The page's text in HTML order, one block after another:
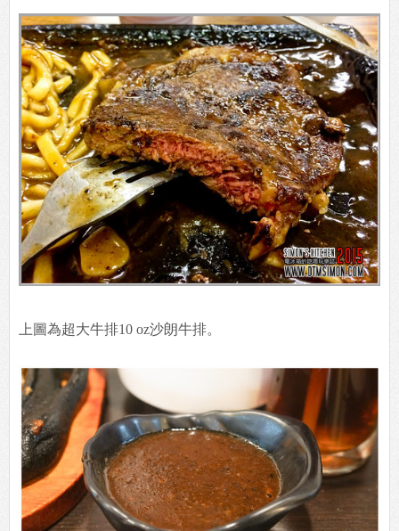
上圖為超大牛排10 oz沙朗牛排。